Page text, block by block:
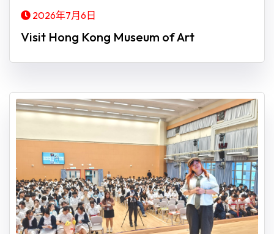
2026年7月6日
Visit Hong Kong Museum of Art